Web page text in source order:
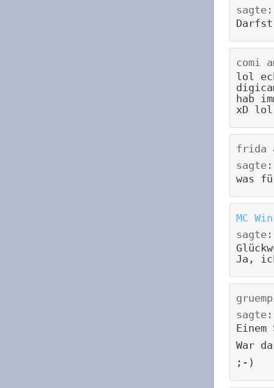
sagte:
comi
lol
hab
xD lol
frida
sagte:
was
MC
sagte:
Ja,
sagte:
War
;-)